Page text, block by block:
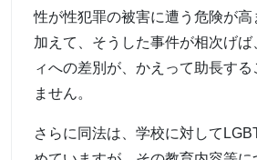
性が性犯罪の被害に遭う危険が高
加えて、そうした事件が相次げ
ィへの差別が、かえって助長す
ません。
さらに同法は、学校に対して